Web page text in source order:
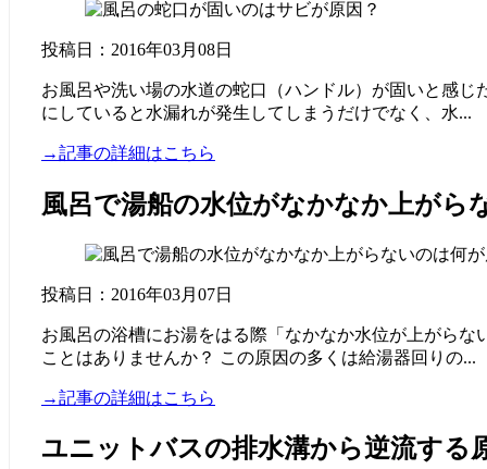
投稿日：2016年03月08日
お風呂や洗い場の水道の蛇口（ハンドル）が固いと感じ
にしていると水漏れが発生してしまうだけでなく、水...
→記事の詳細はこちら
風呂で湯船の水位がなかなか上がら
投稿日：2016年03月07日
お風呂の浴槽にお湯をはる際「なかなか水位が上がらな
ことはありませんか？ この原因の多くは給湯器回りの...
→記事の詳細はこちら
ユニットバスの排水溝から逆流する